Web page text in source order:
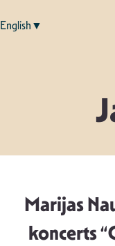
English▼
Marijas
koncerts